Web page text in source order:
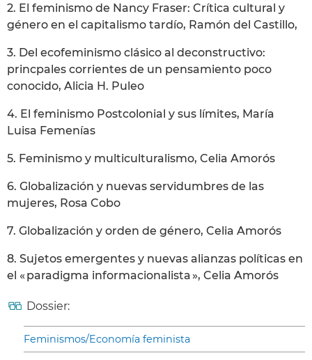
2. El feminismo de Nancy Fraser: Crítica cultural y
género en el capitalismo tardío, Ramón del Castillo,
3. Del ecofeminismo clásico al deconstructivo:
princpales corrientes de un pensamiento poco
conocido, Alicia H. Puleo
4. El feminismo Postcolonial y sus límites, María
Luisa Femenías
5. Feminismo y multiculturalismo, Celia Amorós
6. Globalización y nuevas servidumbres de las
mujeres, Rosa Cobo
7. Globalización y orden de género, Celia Amorós
8. Sujetos emergentes y nuevas alianzas políticas en
el « paradigma informacionalista », Celia Amorós
Dossier:
Feminismos/Economía feminista